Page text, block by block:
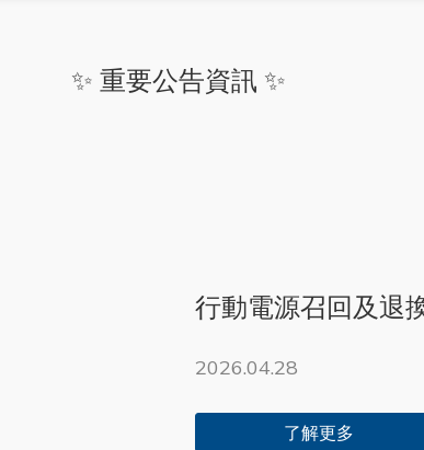
✨ 重要公告資訊 ✨
行動電源召回及退
2026.04.28
了解更多